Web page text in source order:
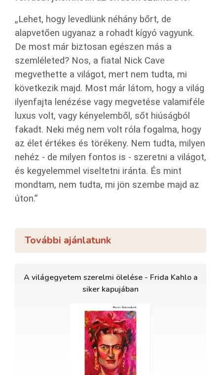
„Lehet, hogy levedlünk néhány bőrt, de
alapvetően ugyanaz a rohadt kígyó vagyunk.
De most már biztosan egészen más a
szemléleted? Nos, a fiatal Nick Cave
megvethette a világot, mert nem tudta, mi
következik majd. Most már látom, hogy a világ
ilyenfajta lenézése vagy megvetése valamiféle
luxus volt, vagy kényelemből, sőt hiúságból
fakadt. Neki még nem volt róla fogalma, hogy
az élet értékes és törékeny. Nem tudta, milyen
nehéz - de milyen fontos is - szeretni a világot,
és kegyelemmel viseltetni iránta. És mint
mondtam, nem tudta, mi jön szembe majd az
úton.”
További ajánlatunk
A világegyetem szerelmi ölelése - Frida Kahlo a
siker kapujában